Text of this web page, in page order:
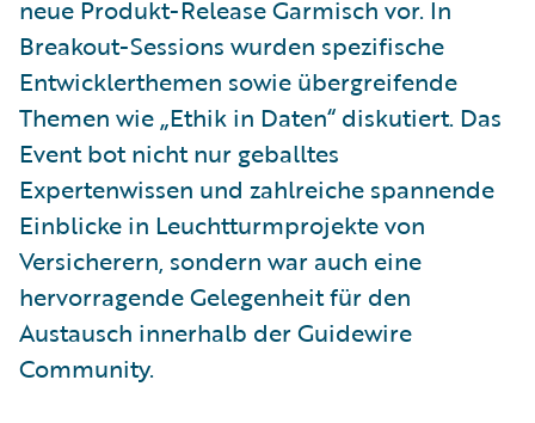
neue Produkt-Release Garmisch vor. In
Breakout-Sessions wurden spezifische
Entwicklerthemen sowie übergreifende
Themen wie „Ethik in Daten“ diskutiert. Das
Event bot nicht nur geballtes
Expertenwissen und zahlreiche spannende
Einblicke in Leuchtturmprojekte von
Versicherern, sondern war auch eine
hervorragende Gelegenheit für den
Austausch innerhalb der Guidewire
Community.